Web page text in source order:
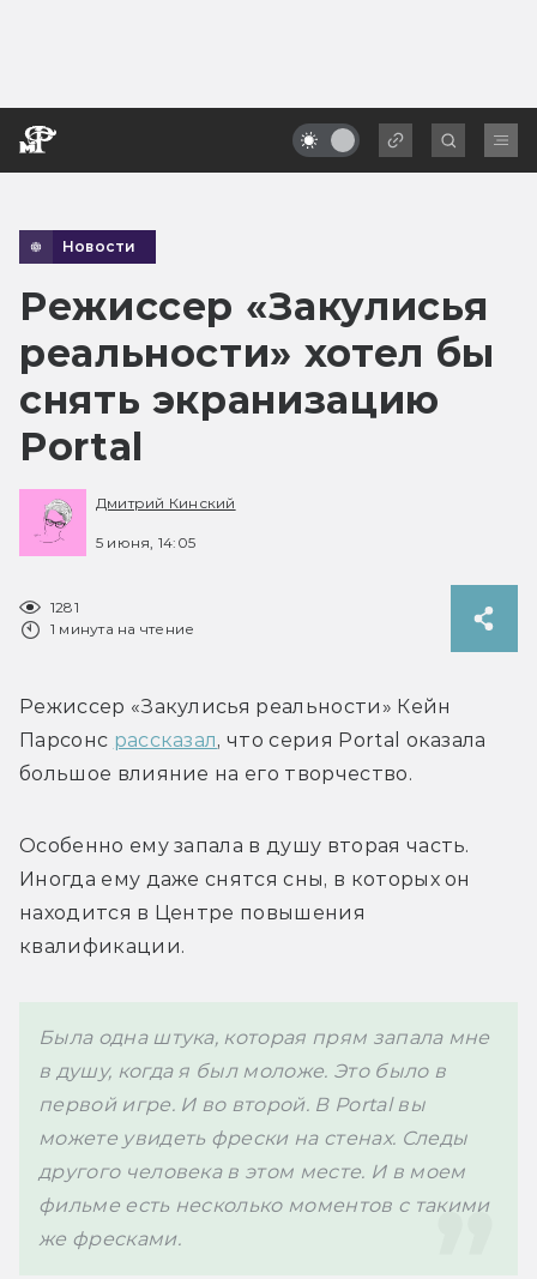
Новости
Режиссер «Закулисья
реальности» хотел бы
снять экранизацию
Portal
Дмитрий Кинский
5 июня, 14:05
1281
1 минута на чтение
Режиссер «Закулисья реальности» Кейн
Парсонс рассказал, что серия Portal оказала
большое влияние на его творчество.
Особенно ему запала в душу вторая часть.
Иногда ему даже снятся сны, в которых он
находится в Центре повышения
квалификации.
Была одна штука, которая прям запала мне
в душу, когда я был моложе. Это было в
первой игре. И во второй. В Portal вы
можете увидеть фрески на стенах. Следы
другого человека в этом месте. И в моем
фильме есть несколько моментов с такими
же фресками.